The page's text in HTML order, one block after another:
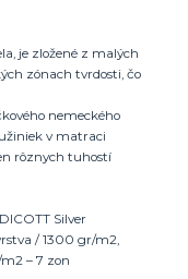
je zložené z malých
zónach tvrdosti, čo
nemeckého
v matraci
rôznych tuhostí
Silver
/ 1300 gr/m2,
– 7 zon